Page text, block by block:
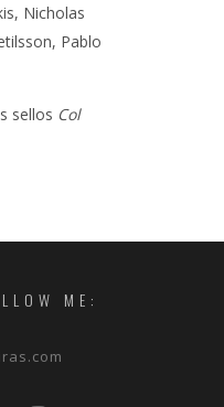
Nicholas
Pablo
sellos Col
ME: